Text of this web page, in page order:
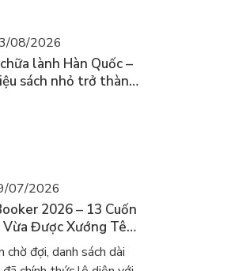
08/2026
lành Hàn Quốc –
sách nhỏ trở thành
07/2026
2026 – 13 Cuốn
Được Xướng Tên
Cho Người Việt
chờ đợi, danh sách dài